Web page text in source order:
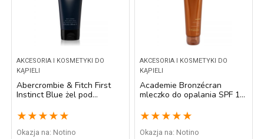
AKCESORIA I KOSMETYKI DO
KĄPIELI
Abercrombie & Fitch First
Instinct Blue żel pod
ml
★ ★ ★ ★ ★
Okazja na: Notino
AKCESORIA I KOSMETYKI DO
KĄPIELI
Academie Bronzécran
mleczko do opalania SPF 15
★ ★ ★ ★ ★
Okazja na: Notino